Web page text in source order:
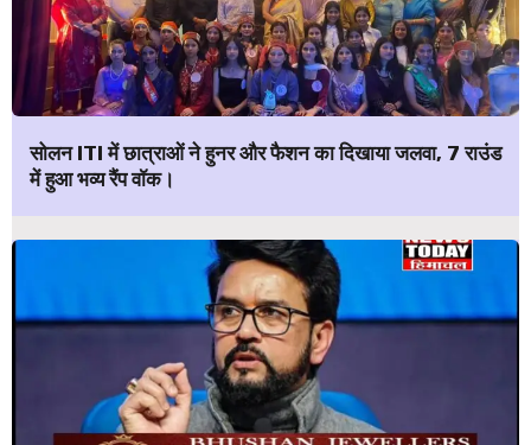
सोलन ITI में छात्राओं ने हुनर और फैशन का दिखाया जलवा, 7 राउंड
में हुआ भव्य रैंप वॉक।